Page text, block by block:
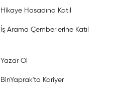
Hikaye Hasadına Katıl
İş Arama Çemberlerine Katıl
Yazar Ol
BinYaprak'ta Kariyer